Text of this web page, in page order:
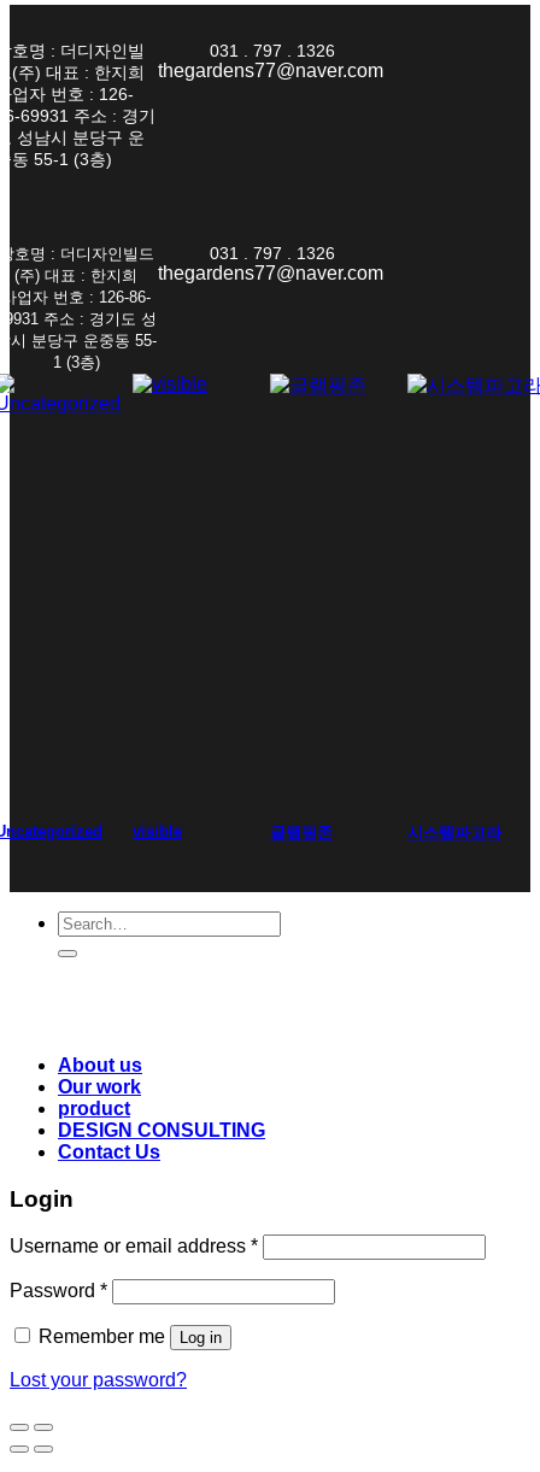
호명 : 더디자인빌
(주) 대표 : 한지희
업자 번호 : 126-
69931 주소 : 경기
성남시 분당구 운
동 55-1 (3층)
031 . 797 . 1326
thegardens77@naver.com
호명 : 더디자인빌드
(주) 대표 : 한지희
사업자 번호 : 126-86-
주소 : 경기도 성
시 분당구 운중동 55-
1 (3층)
031 . 797 . 1326
thegardens77@naver.com
visible 글램핑존 시스템파고라
Search
for:
About us
Our work
product
DESIGN CONSULTING
Contact Us
Login
Username or email address *
Password *
Remember me Log in
Lost your password?